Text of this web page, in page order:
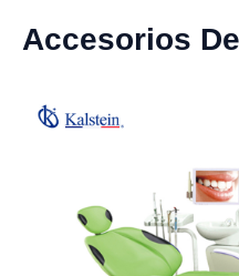
Accesorios